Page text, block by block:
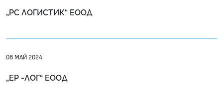
„РС ЛОГИСТИК“ ЕООД
08 МАЙ 2024
„ЕР -ЛОГ“ ЕООД